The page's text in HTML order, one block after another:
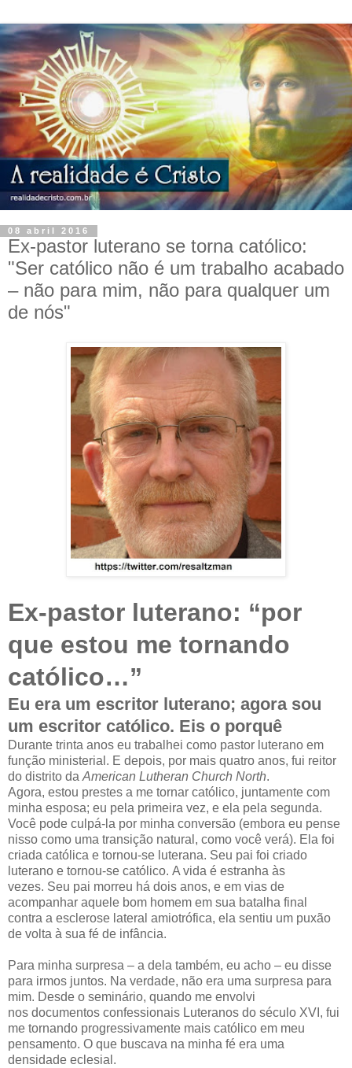
08 abril 2016
Ex-pastor luterano se torna católico:
"Ser católico não é um trabalho acabado
– não para mim, não para qualquer um
de nós"
Ex-pastor luterano: “por
que estou me tornando
católico…”
Eu era um escritor luterano; agora sou
um escritor católico. Eis o porquê
Durante trinta anos eu trabalhei como pastor luterano em
função ministerial. E depois, por mais quatro anos, fui reitor
do distrito da American Lutheran Church North.
Agora, estou prestes a me tornar católico, juntamente com
minha esposa; eu pela primeira vez, e ela pela segunda.
Você pode culpá-la por minha conversão (embora eu pense
nisso como uma transição natural, como você verá). Ela foi
criada católica e tornou-se luterana. Seu pai foi criado
luterano e tornou-se católico. A vida é estranha às
vezes. Seu pai morreu há dois anos, e em vias de
acompanhar aquele bom homem em sua batalha final
contra a esclerose lateral amiotrófica, ela sentiu um puxão
de volta à sua fé de infância.
Para minha surpresa – a dela também, eu acho – eu disse
para irmos juntos. Na verdade, não era uma surpresa para
mim. Desde o seminário, quando me envolvi
nos documentos confessionais Luteranos do século XVI, fui
me tornando progressivamente mais católico em meu
pensamento. O que buscava na minha fé era uma
densidade eclesial.